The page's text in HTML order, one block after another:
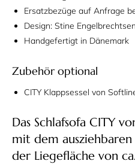
Ersatzbezüge auf Anfrage
Design: Stine Engelbrechtsen
Handgefertigt in Dänemark
Zubehör optional
CITY Klappsessel von
Das Schlafsofa CITY
mit dem
der Liegefläche von